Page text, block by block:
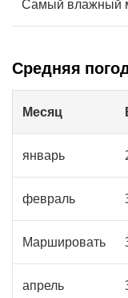
Самый влажный
Средняя
Месяц
январь
февраль
Маршировать
апрель